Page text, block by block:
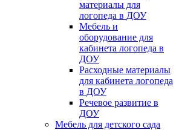
материалы для
логопеда в ДОУ
Мебель и
оборудование для
кабинета логопеда в
ДОУ
Расходные материалы
для кабинета логопеда
в ДОУ
Речевое развитие в
ДОУ
Мебель для детского сада